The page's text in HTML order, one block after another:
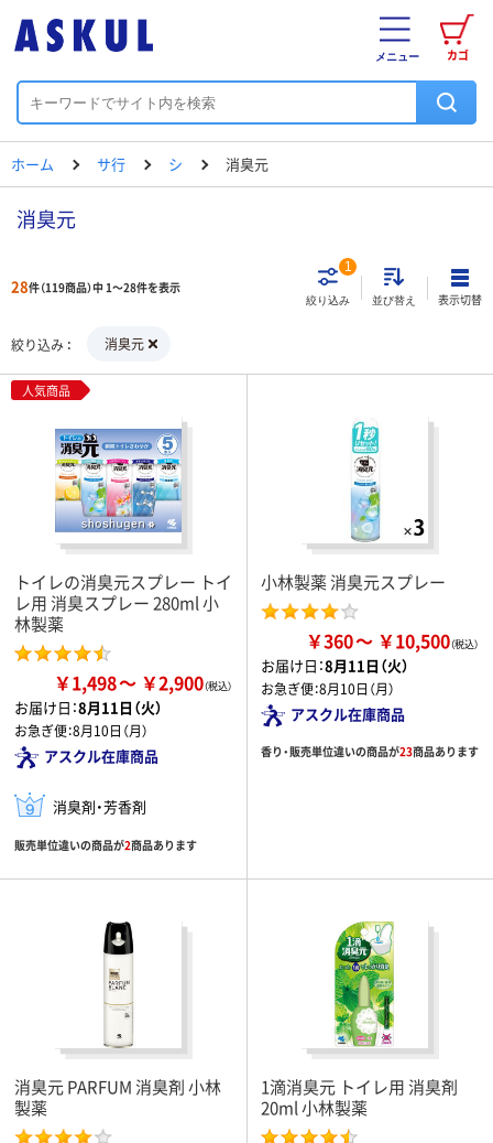
カゴ
メニュー
ホーム サ行 シ 消臭元
消臭元
28件（119商品）中 1～28件を表示
絞り込み
1
並び替え 表示切替
絞り込み 消臭元
人気商品
トイレの消臭元スプレー トイ
レ用 消臭スプレー 280ml 小
林製薬
￥1,498 ￥2,900
お届け日：8月11日（火）
お急ぎ便：8月10日（月）
アスクル在庫商品
消臭剤・芳香剤
販売単位違いの商品が2商品あります
小林製薬 消臭元スプレー
￥360 ￥10,500
お届け日：8月11日（火）
お急ぎ便：8月10日（月）
アスクル在庫商品
香り・販売単位違いの商品が23商品あります
消臭元 PARFUM 消臭剤 小林
製薬
1滴消臭元 トイレ用 消臭剤
20ml 小林製薬